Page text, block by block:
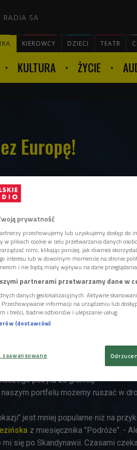
RADIA SA
KIEROWCY DZIECI TEATR
KULTURA ŻYCIE
Europę!
się wakacjami, zanim
zadbać o kilka istotnych
ubezpieczyć i dlaczego
się słuchając
każdemu ubezpieczonemu w
. - Europejska Karta Ubezpieczenia
nasze prawo do korzystania ze
Europejskiego Obszaru
, przedstawiciel Komisji
jest tego samego dnia. Jedynie w
opłacania składek zdrowotnych,
Warto też pamiętać, że taka karta
"Śniadania europejskiego". I
pobytu za granicą.
portfelu możemy ruszać w
jest mniej popularne niż na
z miesięcznika "Podróże". -
się po Skandynawii. Czasami
prywatność
przechowujemy lub uzyskujemy dostęp do
w plikach cookie w celu przetwarzania danych
nimi, klikając poniżej, jak również
interesu lub w dowolnym momencie na stronie
i nie będą miały wpływu na dane
partnerami przetwarzamy dane w
danych geolokalizacyjnych. Aktywne
informacji na urządzeniu lub
i treści, badnie odbiorców i ulepszanie usług.
(dostawców)